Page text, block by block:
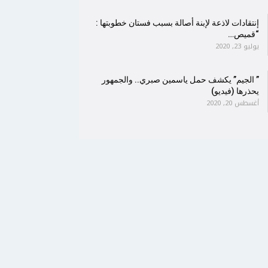
إنتقادات لاذعة لإبنة أصالة بسبب فستان خطوبتها :
“قميص…
يوليو 23, 2020
” الجيم” يكشف حمل ياسمين صبري.. والجمهور
يحذرها (فيديو)
أغسطس 20, 2020